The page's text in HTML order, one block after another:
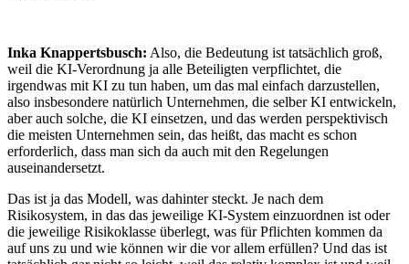
Inka Knappertsbusch: Also, die Bedeutung ist tatsächlich groß,
weil die KI-Verordnung ja alle Beteiligten verpflichtet, die
irgendwas mit KI zu tun haben, um das mal einfach darzustellen,
also insbesondere natürlich Unternehmen, die selber KI entwickeln,
aber auch solche, die KI einsetzen, und das werden perspektivisch
die meisten Unternehmen sein, das heißt, das macht es schon
erforderlich, dass man sich da auch mit den Regelungen
auseinandersetzt.
Das ist ja das Modell, was dahinter steckt. Je nach dem
Risikosystem, in das das jeweilige KI-System einzuordnen ist oder
die jeweilige Risikoklasse überlegt, was für Pflichten kommen da
auf uns zu und wie können wir die vor allem erfüllen? Und das ist